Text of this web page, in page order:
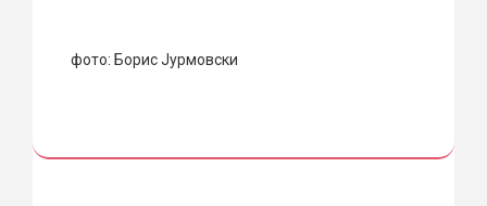
фото: Борис Јурмовски